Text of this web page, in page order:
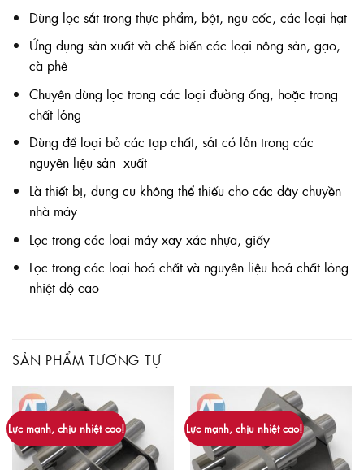
Dùng lọc sắt trong thực phẩm, bột, ngũ cốc, các loại hạt
Ứng dụng sản xuất và chế biến các loại nông sản, gạo,
cà phê
Chuyên dùng lọc trong các loại đường ống, hoặc trong
chất lỏng
Dùng để loại bỏ các tạp chất, sắt có lẫn trong các
nguyên liệu sản xuất
Là thiết bị, dụng cụ không thể thiếu cho các dây chuyền
nhà máy
Lọc trong các loại máy xay xác nhựa, giấy
Lọc trong các loại hoá chất và nguyên liệu hoá chất lỏng
nhiệt độ cao
SẢN PHẨM TƯƠNG TỰ
Lực mạnh, chịu nhiệt cao! Lực mạnh, chịu nhiệt cao!